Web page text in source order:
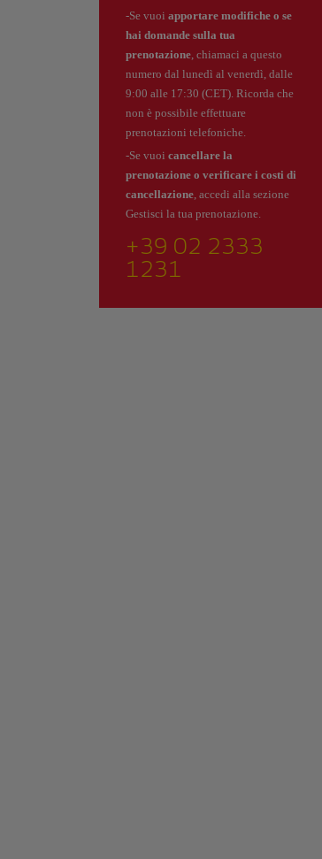
-Se vuoi apportare modifiche o se
hai domande sulla tua
prenotazione, chiamaci a questo
numero dal lunedì al venerdì, dalle
9:00 alle 17:30 (CET). Ricorda che
non è possibile effettuare
prenotazioni telefoniche.
-Se vuoi cancellare la
prenotazione o verificare i costi di
cancellazione, accedi alla sezione
Gestisci la tua prenotazione.
+39 02 2333
1231